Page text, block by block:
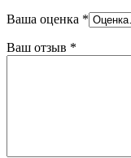
Ваша оценка *
Ваш отзыв *